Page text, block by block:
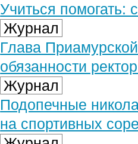
Учиться помогать:
Журнал
Глава
обязанности
Журнал
Подопечные
на спортивных